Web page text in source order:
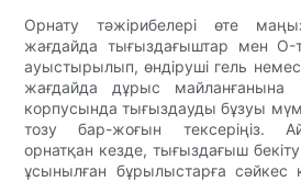
Орнату тәжірибелері өте
жағдайда тығыздағыштар мен O-
ауыстырылып, өндіруші гель
жағдайда дұрыс майланғанына
корпусында тығыздауды бұзуы
тозу бар-жоғын тексеріңіз.
орнатқан кезде, тығыздағыш бекіту
ұсынылған бұрылыстарға сәйкес